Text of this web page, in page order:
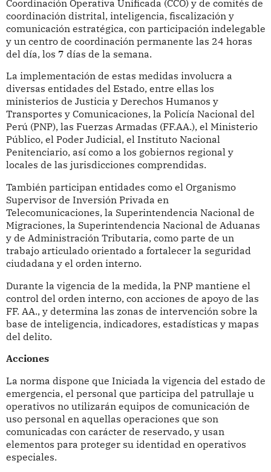
Coordinación Operativa Unificada (CCO) y de comités de
coordinación distrital, inteligencia, fiscalización y
comunicación estratégica, con participación indelegable
y un centro de coordinación permanente las 24 horas
del día, los 7 días de la semana.
La implementación de estas medidas involucra a
diversas entidades del Estado, entre ellas los
ministerios de Justicia y Derechos Humanos y
Transportes y Comunicaciones, la Policía Nacional del
Perú (PNP), las Fuerzas Armadas (FF.AA.), el Ministerio
Público, el Poder Judicial, el Instituto Nacional
Penitenciario, así como a los gobiernos regional y
locales de las jurisdicciones comprendidas.
También participan entidades como el Organismo
Supervisor de Inversión Privada en
Telecomunicaciones, la Superintendencia Nacional de
Migraciones, la Superintendencia Nacional de Aduanas
y de Administración Tributaria, como parte de un
trabajo articulado orientado a fortalecer la seguridad
ciudadana y el orden interno.
Durante la vigencia de la medida, la PNP mantiene el
control del orden interno, con acciones de apoyo de las
FF. AA., y determina las zonas de intervención sobre la
base de inteligencia, indicadores, estadísticas y mapas
del delito.
Acciones
La norma dispone que Iniciada la vigencia del estado de
emergencia, el personal que participa del patrullaje u
operativos no utilizarán equipos de comunicación de
uso personal en aquellas operaciones que son
comunicadas con carácter de reservado, y usan
elementos para proteger su identidad en operativos
especiales.